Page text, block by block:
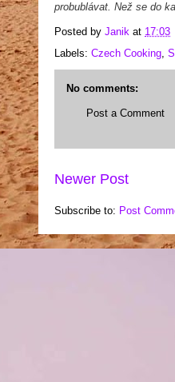
probublávat. Než se do
Posted by Janik at 17:03
Labels: Czech Cooking,
No comments:
Post a Comment
Newer Post
Subscribe to: Post